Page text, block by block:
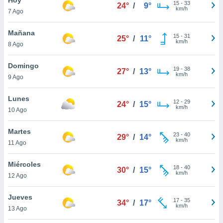
en
más
nuestra
de
cookies
aceptar
7 Ago
24° / 9° 15- 33
km/h
Mañana
8 Ago
25° / 11° 15- 31
km/h
Domingo
9 Ago
27° / 13° 19- 38
km/h
Lunes
10 Ago
24° / 15° 12- 29
km/h
Martes
11 Ago
29° / 14° 23- 40
km/h
Miércoles
12 Ago
30° / 15° 18- 40
km/h
Jueves
13 Ago
34° / 17° 17- 35
km/h